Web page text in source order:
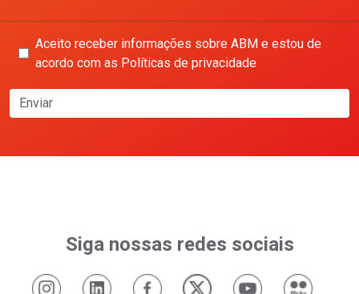
Aceito receber informações sobre ABM e estou de
acordo com as Políticas de privacidade
Enviar
Siga nossas redes sociais